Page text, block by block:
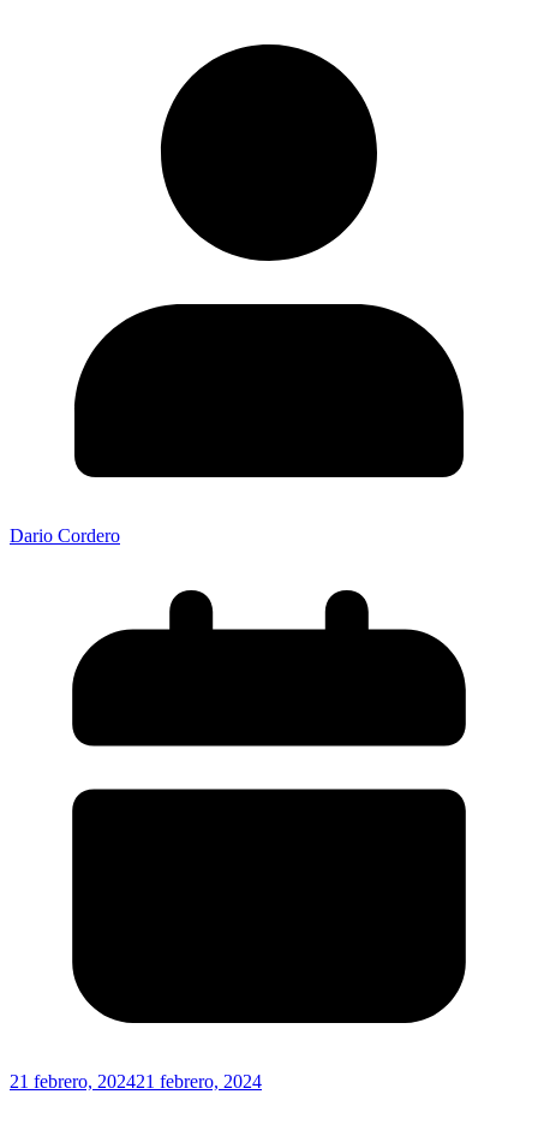
Dario Cordero
21 febrero, 202421 febrero, 2024